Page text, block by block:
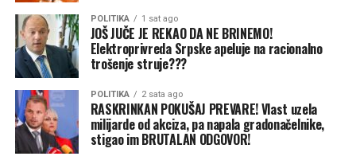
POLITIKA 1 sat ago
JOŠ JUČE JE REKAO DA NE BRINEMO!
Elektroprivreda Srpske apeluje na racionalno
trošenje struje???
POLITIKA 2 sata ago
RASKRINKAN POKUŠAJ PREVARE! Vlast uzela
milijarde od akciza, pa napala gradonačelnike,
stigao im BRUTALAN ODGOVOR!